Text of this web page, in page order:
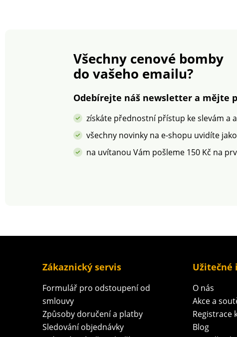
Všechny cenové bomby
do vašeho emailu?
Odebírejte náš newsletter a mějte
získáte přednostní přístup ke slevám a
všechny novinky na e-shopu uvidíte
na uvítanou Vám pošleme 150 Kč na
Zákaznický servis
Formulář pro odstoupení od
smlouvy
Způsoby doručení a platby
Sledování objednávky
Užitečné
O nás
Akce a
Registrace
Blog